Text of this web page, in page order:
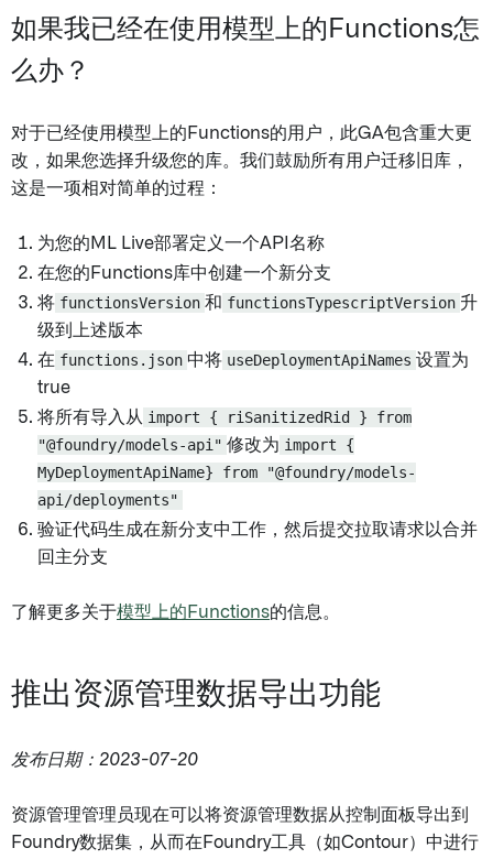
如果我已经在使用模型上的Functions怎
么办？
对于已经使用模型上的Functions的用户，此GA包含重大更
改，如果您选择升级您的库。我们鼓励所有用户迁移旧库，
这是一项相对简单的过程：
为您的ML Live部署定义一个API名称
在您的Functions库中创建一个新分支
将 functionsVersion 和 functionsTypescriptVersion 升
级到上述版本
在 functions.json 中将 useDeploymentApiNames 设置为
true
将所有导入从 import { riSanitizedRid } from
"@foundry/models-api" 修改为 import {
MyDeploymentApiName} from "@foundry/models-
api/deployments"
验证代码生成在新分支中工作，然后提交拉取请求以合并
回主分支
了解更多关于模型上的Functions的信息。
推出资源管理数据导出功能
发布日期：2023-07-20
资源管理管理员现在可以将资源管理数据从控制面板导出到
Foundry数据集，从而在Foundry工具（如Contour）中进行